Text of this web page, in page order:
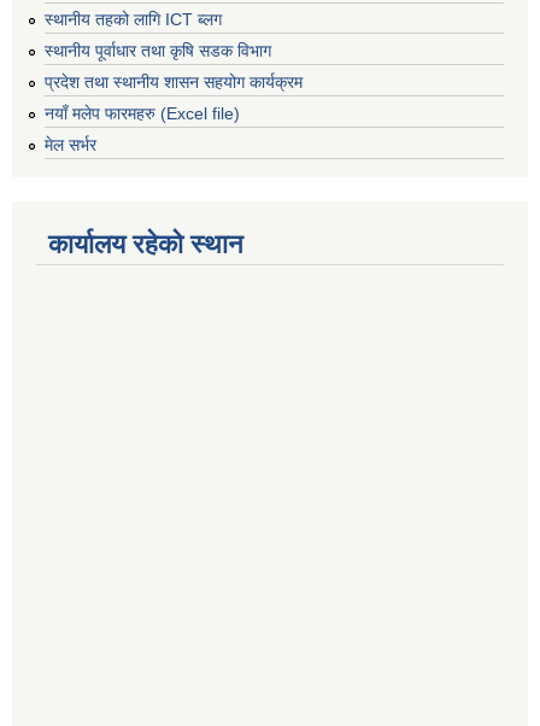
स्थानीय तहको लागि ICT ब्लग
स्थानीय पूर्वाधार तथा कृषि सडक विभाग
प्रदेश तथा स्थानीय शासन सहयोग कार्यक्रम
नयाँ मलेप फारमहरु (Excel file)
मेल सर्भर
कार्यालय रहेको स्थान